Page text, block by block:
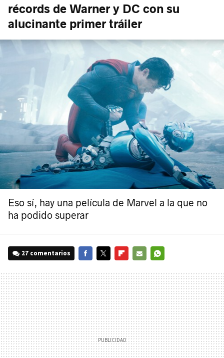
récords de Warner y DC con su
alucinante primer tráiler
Eso sí, hay una película de Marvel a la que no
ha podido superar
27 comentarios
MAIL